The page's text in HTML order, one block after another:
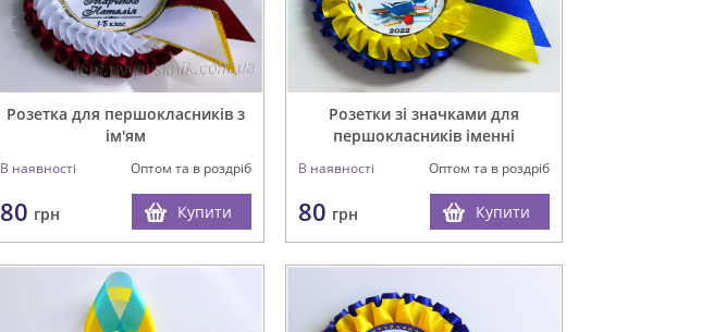
Розетка для першокласників з
ім'ям
В наявності Оптом та в роздріб
80 грн Купити
Розетки зі значками для
першокласників іменні
В наявності Оптом та в роздріб
80 грн Купити